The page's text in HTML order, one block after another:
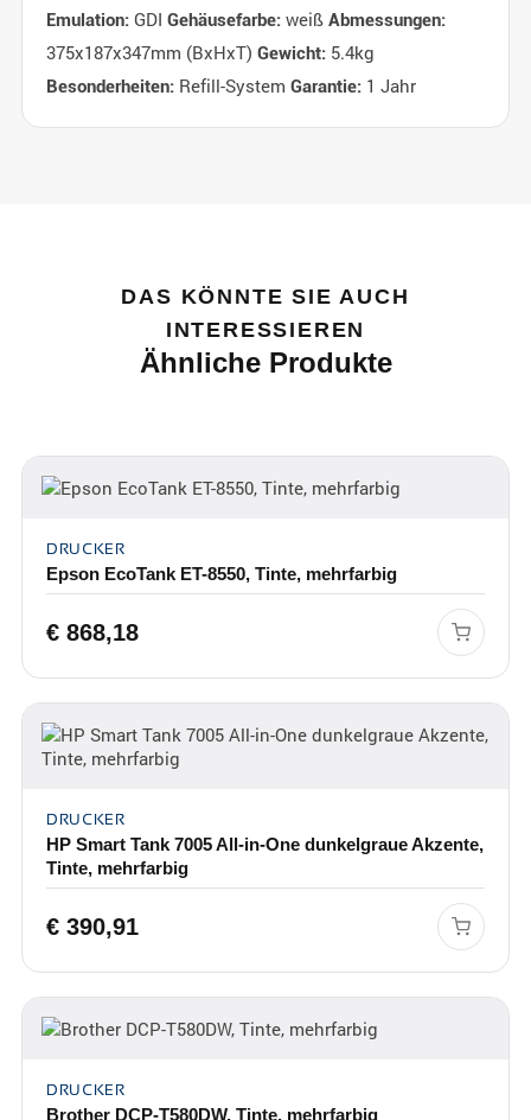
Emulation:GDI Gehäusefarbe:weiß Abmessungen:
375x187x347mm (BxHxT) Gewicht:5.4kg
Besonderheiten:Refill-System Garantie:1 Jahr
DAS KÖNNTE SIE AUCH
INTERESSIEREN
Ähnliche Produkte
DRUCKER
Epson EcoTank ET-8550, Tinte, mehrfarbig
€868,18
DRUCKER
HP Smart Tank 7005 All-in-One dunkelgraue Akzente,
Tinte, mehrfarbig
€390,91
DRUCKER
Brother DCP-T580DW, Tinte, mehrfarbig